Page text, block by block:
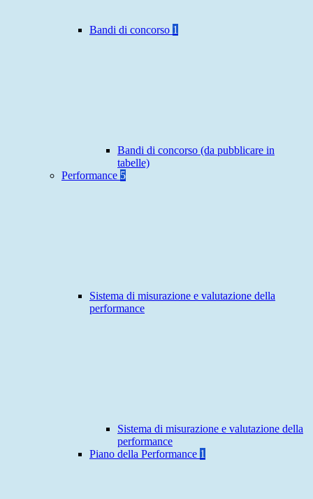
Bandi di concorso 1
Bandi di concorso (da pubblicare in
tabelle)
Performance 5
Sistema di misurazione e valutazione della
performance
Sistema di misurazione e valutazione della
performance
Piano della Performance 1